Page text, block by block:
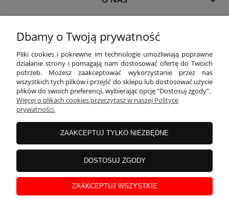
MOJE KONTO
PŁATNOŚCI I DOSTAWA
INFORMACJE
KOLEKCJE
Kojro
z siedzibą przy ul. Wojska Polskiego 3A/1, 11-400Kętrzyn
15.
Dbamy o Twoją prywatność
Pliki cookies i pokrewne im technologie umożliwiają poprawne
działanie strony i pomagają nam dostosować ofertę do Twoich
potrzeb. Możesz zaakceptować wykorzystanie przez nas
wszystkich tych plików i przejść do sklepu lub dostosować użycie
plików do swoich preferencji, wybierając opcję "Dostosuj zgody".
Więcej o plikach cookies przeczytasz w naszej Polityce
prywatności.
ZAAKCEPTUJ TYLKO NIEZBĘDNE
DOSTOSUJ ZGODY
ZAAKCEPTUJ WSZYSTKIE